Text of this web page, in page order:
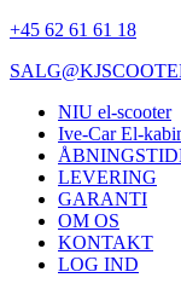
+45 62 61 61 18
NIU el-scooter
Ive-Car El-
LEVERING
GARANTI
OM OS
KONTAKT
LOG IND